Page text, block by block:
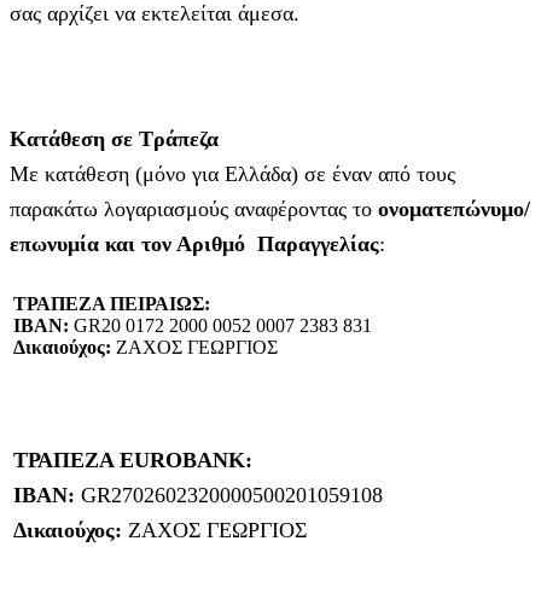
σας αρχίζει να εκτελείται άμεσα.
Κατάθεση σε Τράπεζα
Με κατάθεση (μόνο για Ελλάδα) σε έναν από τους
παρακάτω λογαριασμούς αναφέροντας το ονοματεπώνυμο/
επωνυμία και τον Αριθμό Παραγγελίας:
ΤΡΑΠΕΖΑ ΠΕΙΡΑΙΩΣ:
IBAN: GR20 0172 2000 0052 0007 2383 831
Δικαιούχος: ΖΑΧΟΣ ΓΕΩΡΓΙΟΣ
ΤΡΑΠΕΖΑ EUROBANK:
IBAN: GR2702602320000500201059108
Δικαιούχος: ΖΑΧΟΣ ΓΕΩΡΓΙΟΣ